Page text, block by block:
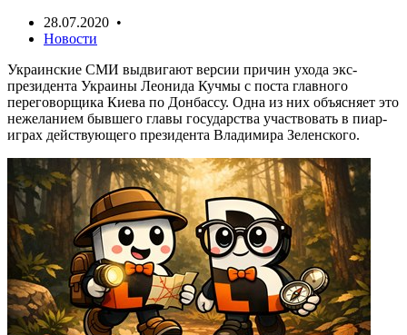
28.07.2020 •
Новости
Украинские СМИ выдвигают версии причин ухода экс-
президента Украины Леонида Кучмы с поста главного
переговорщика Киева по Донбассу. Одна из них объясняет это
нежеланием бывшего главы государства участвовать в пиар-
играх действующего президента Владимира Зеленского.